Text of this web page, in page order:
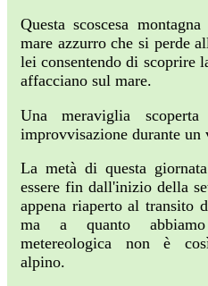
Questa scoscesa
mare azzurro che si perde
lei consentendo di scoprire
affacciano sul mare.
Una meraviglia
improvvisazione durante
La metà di questa
essere fin dall'inizio della
appena riaperto al transito
ma a quanto
metereologica non è
alpino.